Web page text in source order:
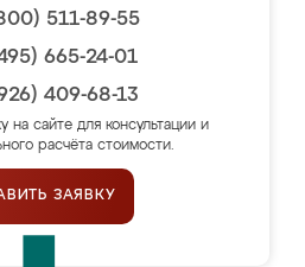
511-89-55
665-24-01
409-68-13
на сайте для консультации и
расчёта стоимости.
ЗАЯВКУ